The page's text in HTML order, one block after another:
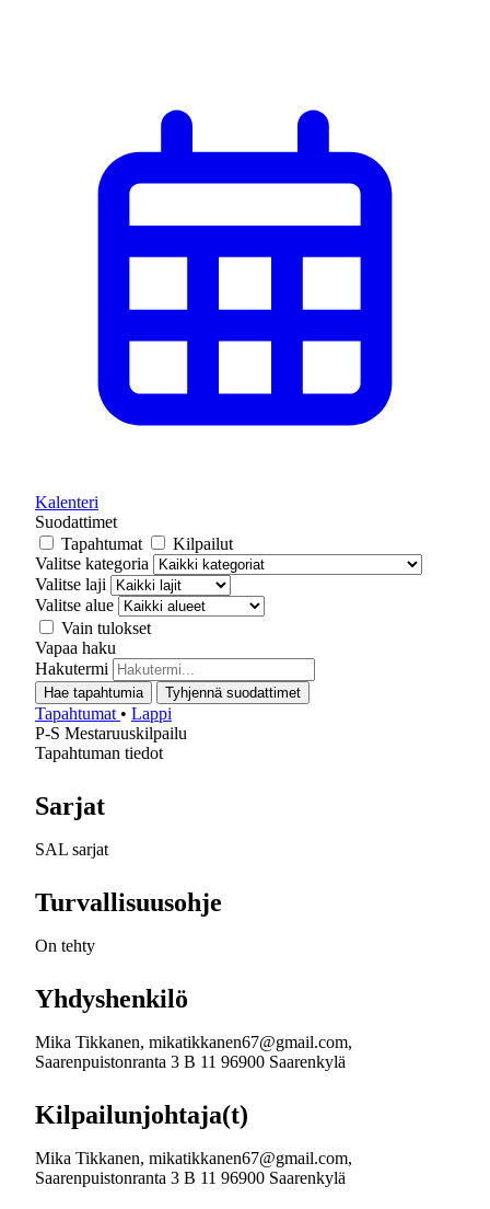
Kalenteri
Suodattimet
Tapahtumat
Kilpailut
Valitse kategoria
Valitse laji
Valitse alue
Vain tulokset
Vapaa haku
Hakutermi
Hae tapahtumia Tyhjennä suodattimet
Tapahtumat • Lappi
P-S Mestaruuskilpailu
Tapahtuman tiedot
Sarjat
SAL sarjat
Turvallisuusohje
On tehty
Yhdyshenkilö
Mika Tikkanen, mikatikkanen67@gmail.com,
Saarenpuistonranta 3 B 11 96900 Saarenkylä
Kilpailunjohtaja(t)
Mika Tikkanen, mikatikkanen67@gmail.com,
Saarenpuistonranta 3 B 11 96900 Saarenkylä